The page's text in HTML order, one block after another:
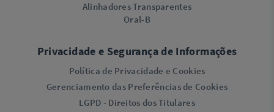
Alinhadores Transparentes
Oral-B
Privacidade e Segurança de Informações
Política de Privacidade e Cookies
Gerenciamento das Preferências de Cookies
LGPD - Direitos dos Titulares